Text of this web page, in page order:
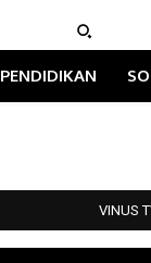
PENDIDIKAN
VINUS